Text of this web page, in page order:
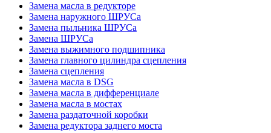
Замена масла в редукторе
Замена наружного ШРУСа
Замена пыльника ШРУСа
Замена ШРУСа
Замена выжимного подшипника
Замена главного цилиндра сцепления
Замена сцепления
Замена масла в DSG
Замена масла в дифференциале
Замена масла в мостах
Замена раздаточной коробки
Замена редуктора заднего моста